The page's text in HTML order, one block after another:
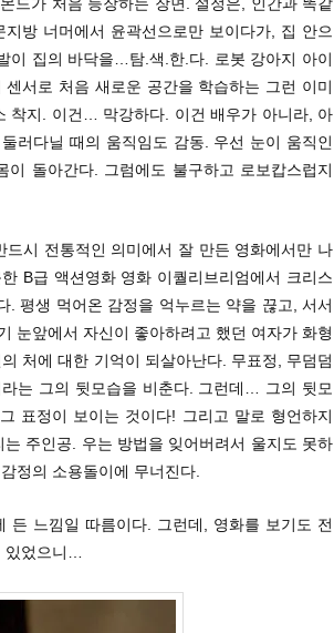
방 너머에서 윤곽선으로만 보이다가, 집 안으
이 집의 바닥을…탐.색.한.다. 로봇 강아지 아이
서로 처음 새로운 공간을 학습하는 그런 이미
착지. 이건… 막강하다. 이건 배우가 아니라, 아
러다닐 때의 움직임도 감동. 우선 눈이 움직인
돌아간다. 그럼에도 불구하고 로보캅스럽지
시 전통적인 의미에서 잘 만든 영화에서만 나
B급 액션영화 영화 이퀄리브리엄에서 크리스
. 평생 먹어온 감정을 억누르는 약을 끊고, 서서
눈앞에서 자신이 좋아하려고 했던 여자가 화형
처에 대한 기억이 되살아난다. 무표정, 무덤덤
는 그의 뒷모습을 비춘다. 그런데… 그의 뒷모
표정이 보이는 것이다! 그리고 말로 형언하지
주인공. 우는 방법을 잊어버려서 울지도 못하
정의 소용돌이에 무너진다.
느낌일 따름이다. 그런데, 영화를 보기도 전
었으니…